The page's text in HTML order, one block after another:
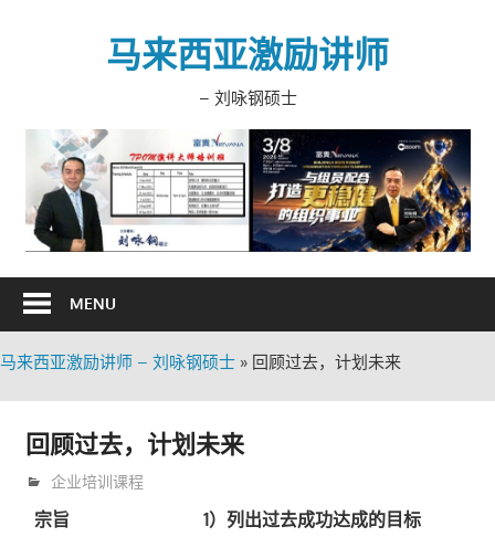
马来西亚激励讲师
– 刘咏钢硕士
MENU
马来西亚激励讲师 – 刘咏钢硕士 » 回顾过去，计划未来
回顾过去，计划未来
9月 7, 2010
trainer
企业培训课程
宗旨
1）列出过去成功达成的目标